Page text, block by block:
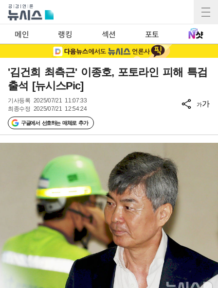
메인 랭킹 섹션 포토
'김건희 최측근' 이종호, 포토라인 피해 특검
출석 [뉴시스Pic]
기사등록 2025/07/21 11:07:33
최종수정 2025/07/21 12:54:24
구글에서 선호하는 매체로 추가
가가